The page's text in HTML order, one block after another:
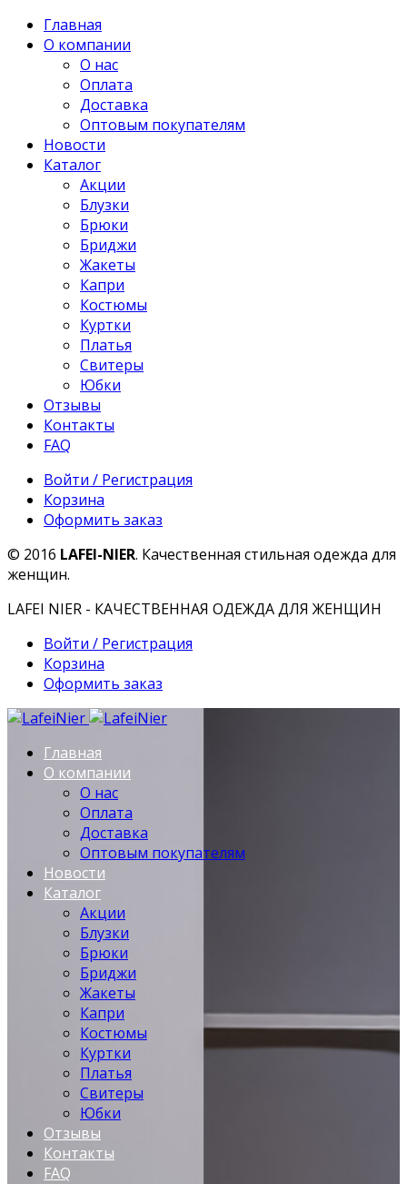
Главная
О компании
О нас
Оплата
Доставка
Оптовым покупателям
Новости
Каталог
Акции
Блузки
Брюки
Бриджи
Жакеты
Капри
Костюмы
Куртки
Платья
Свитеры
Юбки
Отзывы
Контакты
FAQ
Войти / Регистрация
Корзина
Оформить заказ
© 2016 LAFEI-NIER. Качественная стильная одежда для
женщин.
LAFEI NIER - КАЧЕСТВЕННАЯ ОДЕЖДА ДЛЯ ЖЕНЩИН
Войти / Регистрация
Корзина
Оформить заказ
Главная
О компании
О нас
Оплата
Доставка
Оптовым покупателям
Новости
Каталог
Акции
Блузки
Брюки
Бриджи
Жакеты
Капри
Костюмы
Куртки
Платья
Свитеры
Юбки
Отзывы
Контакты
FAQ